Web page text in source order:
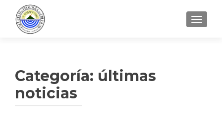
Categoría: últimas
noticias